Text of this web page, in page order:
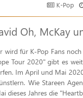
K-Pop
Oh, McKay
wird für K-Pop Fans
Tour 2020" gibt es
Im April und Mai
Wie Stareen
dieses Jahres die